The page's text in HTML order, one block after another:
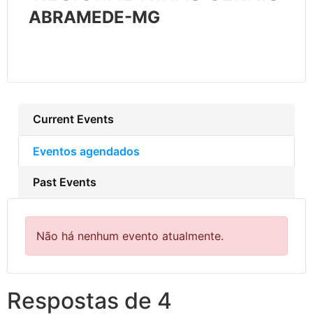
ABRAMEDE-MG
Current Events
Eventos agendados
Past Events
Não há nenhum evento atualmente.
Respostas de 4